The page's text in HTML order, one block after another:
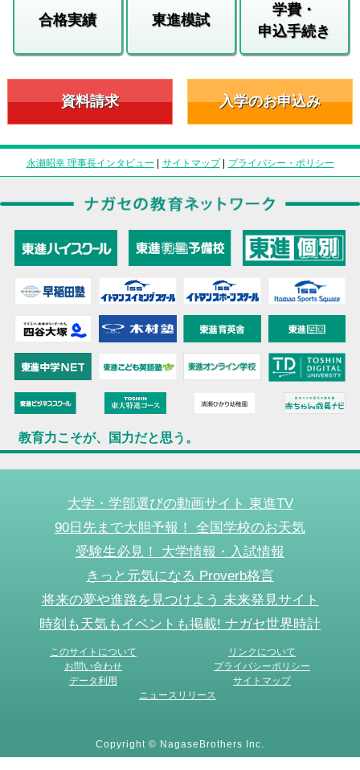
合格実績 東進模試
学費・
申込手続き
資料請求 入学のお申込み
永瀬昭幸 理事長インタビュー | サイトマップ| プライバシー・ポリシー
教育力こそが、国力だと思う。
大学・学部選びの動画サイト 東進TV
90日先まで大胆予報！ 全国学校のお天気
受験生必見！ 大学情報・入試情報
きっと元気になる Proverb格言
将来の夢や進路を見つけよう 未来発見サイト
時刻も天気もイベントも掲載! ナガセ世界時計
このサイトについて
リンクについて
お問い合わせ
プライバシーポリシー
データ利用
サイトマップ
ニュースリリース
Copyright © NagaseBrothers Inc.